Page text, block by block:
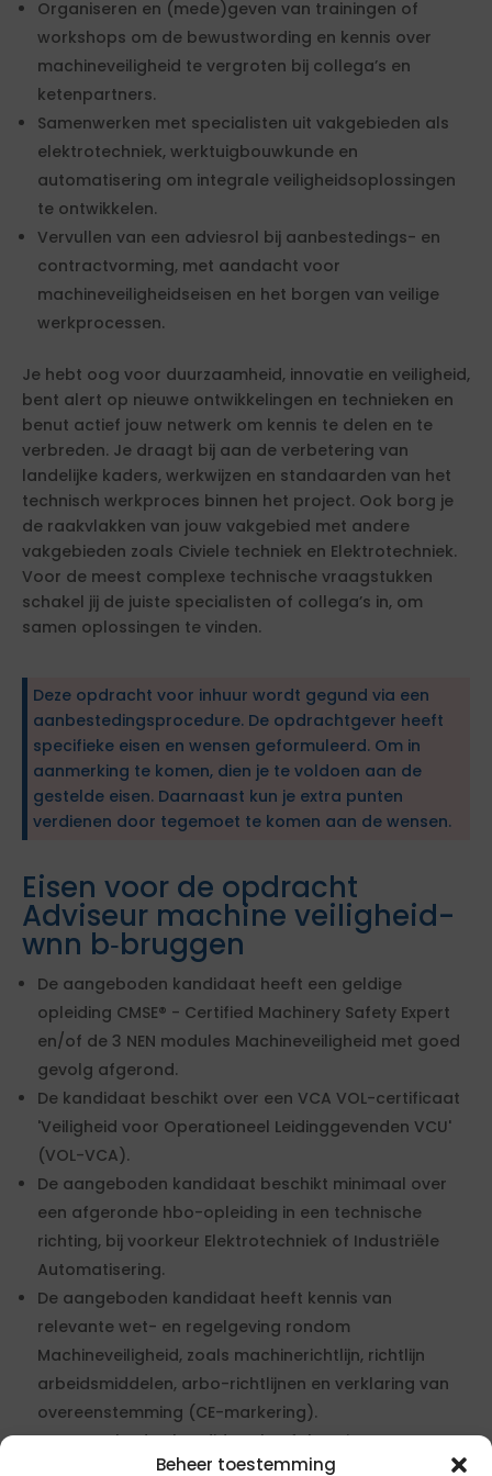
Beheer toestemming
Organiseren en (mede)geven van trainingen of
workshops om de bewustwording en kennis over
machineveiligheid te vergroten bij collega’s en
ketenpartners.
Samenwerken met specialisten uit vakgebieden als
elektrotechniek, werktuigbouwkunde en
automatisering om integrale veiligheidsoplossingen
te ontwikkelen.
Vervullen van een adviesrol bij aanbestedings- en
contractvorming, met aandacht voor
machineveiligheidseisen en het borgen van veilige
werkprocessen.
Je hebt oog voor duurzaamheid, innovatie en veiligheid,
bent alert op nieuwe ontwikkelingen en technieken en
benut actief jouw netwerk om kennis te delen en te
verbreden. Je draagt bij aan de verbetering van
landelijke kaders, werkwijzen en standaarden van het
technisch werkproces binnen het project. Ook borg je
de raakvlakken van jouw vakgebied met andere
vakgebieden zoals Civiele techniek en Elektrotechniek.
Voor de meest complexe technische vraagstukken
schakel jij de juiste specialisten of collega’s in, om
samen oplossingen te vinden.
Deze opdracht voor inhuur wordt gegund via een
aanbestedingsprocedure. De opdrachtgever heeft
specifieke eisen en wensen geformuleerd. Om in
aanmerking te komen, dien je te voldoen aan de
gestelde eisen. Daarnaast kun je extra punten
verdienen door tegemoet te komen aan de wensen.
Eisen voor de opdracht
Adviseur machine veiligheid-
wnn b‑bruggen
De aangeboden kandidaat heeft een geldige
opleiding CMSE® - Certified Machinery Safety Expert
en/of de 3 NEN modules Machineveiligheid met goed
gevolg afgerond.
De kandidaat beschikt over een VCA VOL-certificaat
'Veiligheid voor Operationeel Leidinggevenden VCU'
(VOL-VCA).
De aangeboden kandidaat beschikt minimaal over
een afgeronde hbo-opleiding in een technische
richting, bij voorkeur Elektrotechniek of Industriële
Automatisering.
De aangeboden kandidaat heeft kennis van
relevante wet- en regelgeving rondom
Machineveiligheid, zoals machinerichtlijn, richtlijn
arbeidsmiddelen, arbo-richtlijnen en verklaring van
overeenstemming (CE-markering).
De aangeboden kandidaat heeft kennis van en
minimaal 1 jaar aantoonbare werkervaring met